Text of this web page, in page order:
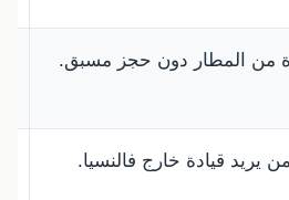
من المطار دون حجز مسبق.
يريد قيادة خارج فالنسيا.